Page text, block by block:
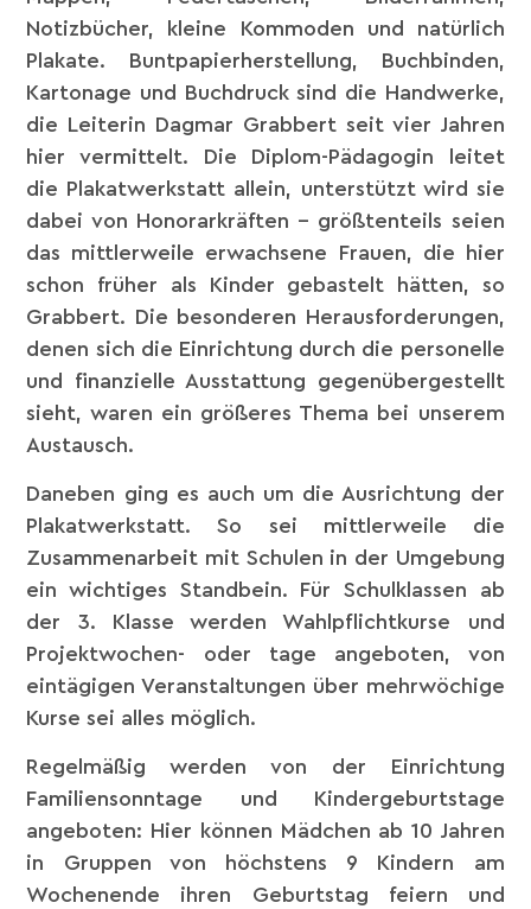
Notizbücher, kleine Kommoden und natürlich
Plakate. Buntpapierherstellung, Buchbinden,
Kartonage und Buchdruck sind die Handwerke,
die Leiterin Dagmar Grabbert seit vier Jahren
hier vermittelt. Die Diplom-Pädagogin leitet
die Plakatwerkstatt allein, unterstützt wird sie
dabei von Honorarkräften – größtenteils seien
das mittlerweile erwachsene Frauen, die hier
schon früher als Kinder gebastelt hätten, so
Grabbert. Die besonderen Herausforderungen,
denen sich die Einrichtung durch die personelle
und finanzielle Ausstattung gegenübergestellt
sieht, waren ein größeres Thema bei unserem
Austausch.
Daneben ging es auch um die Ausrichtung der
Plakatwerkstatt. So sei mittlerweile die
Zusammenarbeit mit Schulen in der Umgebung
ein wichtiges Standbein. Für Schulklassen ab
der 3. Klasse werden Wahlpflichtkurse und
Projektwochen- oder tage angeboten, von
eintägigen Veranstaltungen über mehrwöchige
Kurse sei alles möglich.
Regelmäßig werden von der Einrichtung
Familiensonntage und Kindergeburtstage
angeboten: Hier können Mädchen ab 10 Jahren
in Gruppen von höchstens 9 Kindern am
Wochenende ihren Geburtstag feiern und